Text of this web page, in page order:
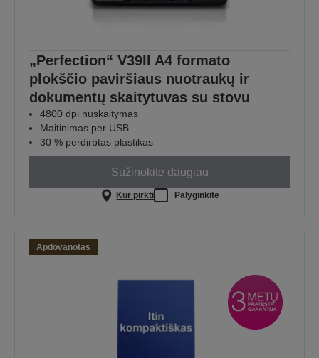
„Perfection“ V39II A4 formato
plokščio paviršiaus nuotraukų ir
dokumentų skaitytuvas su stovu
4800 dpi nuskaitymas
Maitinimas per USB
30 % perdirbtas plastikas
Sužinokite daugiau
Kur pirkti Palyginkite
Apdovanotas